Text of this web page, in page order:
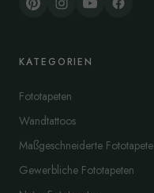
KATEGORIEN
Fototapeten
Wandtattoos
Maßgeschneiderte Fototapete
Gewerbliche Fototapeten